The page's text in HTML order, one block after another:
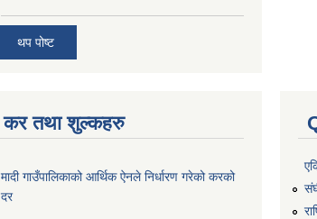
थप पोष्ट
कर तथा शुल्कहरु
मादी गाउँपालिकाको आर्थिक ऐनले निर्धारण गरेको करको
दर